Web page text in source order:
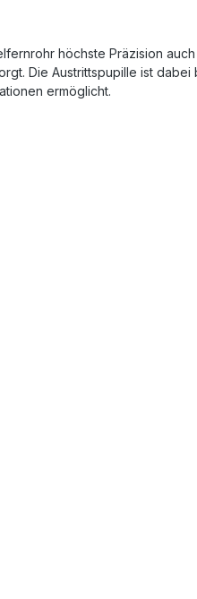
höchste Präzision
Die Austrittspupille ist
ermöglicht.